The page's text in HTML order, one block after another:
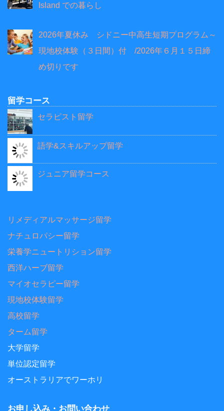
Island での暮らし
2026年夏休み シドニー中高生短期プログラム～
現地校体験（３日間）付 /2026年６月１５日締
め切りです
留学コース
セラピスト留学
語学&スキルアップ留学
ジュニア留学コース
リメディアルマッサージ留学
ナチュロパシー留学
栄養学ニュートリション留学
西洋ハーブ留学
マイオセラピー留学
現地校体験留学
高校留学
ターム留学
大学留学
単位認定留学
オーストラリアでワーホリ
お申し込み・お問い合わせ